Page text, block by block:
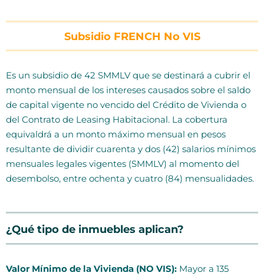
Subsidio FRENCH No VIS
Es un subsidio de 42 SMMLV que se destinará a cubrir el
monto mensual de los intereses causados sobre el saldo
de capital vigente no vencido del Crédito de Vivienda o
del Contrato de Leasing Habitacional. La cobertura
equivaldrá a un monto máximo mensual en pesos
resultante de dividir cuarenta y dos (42) salarios mínimos
mensuales legales vigentes (SMMLV) al momento del
desembolso, entre ochenta y cuatro (84) mensualidades.
¿Qué tipo de inmuebles aplican?
Valor Mínimo de la Vivienda (NO VIS): Mayor a 135